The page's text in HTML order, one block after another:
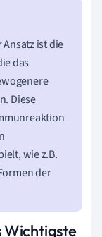
ist die
das
Diese
wie z.B.
der
Wichtigste